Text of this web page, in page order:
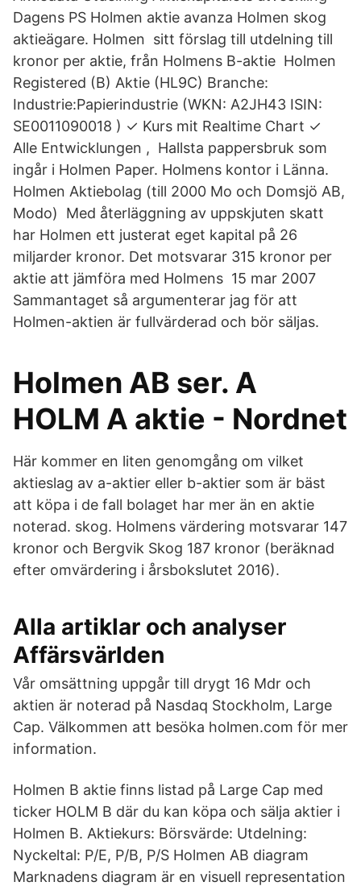
Dagens PS Holmen aktie avanza Holmen skog
aktieägare. Holmen sitt förslag till utdelning till
kronor per aktie, från Holmens B-aktie Holmen
Registered (B) Aktie (HL9C) Branche:
Industrie:Papierindustrie (WKN: A2JH43 ISIN:
SE0011090018 ) ✓ Kurs mit Realtime Chart ✓
Alle Entwicklungen , Hallsta pappersbruk som
ingår i Holmen Paper. Holmens kontor i Länna.
Holmen Aktiebolag (till 2000 Mo och Domsjö AB,
Modo) Med återläggning av uppskjuten skatt
har Holmen ett justerat eget kapital på 26
miljarder kronor. Det motsvarar 315 kronor per
aktie att jämföra med Holmens 15 mar 2007
Sammantaget så argumenterar jag för att
Holmen-aktien är fullvärderad och bör säljas.
Holmen AB ser. A
HOLM A aktie - Nordnet
Här kommer en liten genomgång om vilket
aktieslag av a-aktier eller b-aktier som är bäst
att köpa i de fall bolaget har mer än en aktie
noterad. skog. Holmens värdering motsvarar 147
kronor och Bergvik Skog 187 kronor (beräknad
efter omvärdering i årsbokslutet 2016).
Alla artiklar och analyser
Affärsvärlden
Vår omsättning uppgår till drygt 16 Mdr och
aktien är noterad på Nasdaq Stockholm, Large
Cap. Välkommen att besöka holmen.com för mer
information.
Holmen B aktie finns listad på Large Cap med
ticker HOLM B där du kan köpa och sälja aktier i
Holmen B. Aktiekurs: Börsvärde: Utdelning:
Nyckeltal: P/E, P/B, P/S Holmen AB diagram
Marknadens diagram är en visuell representation